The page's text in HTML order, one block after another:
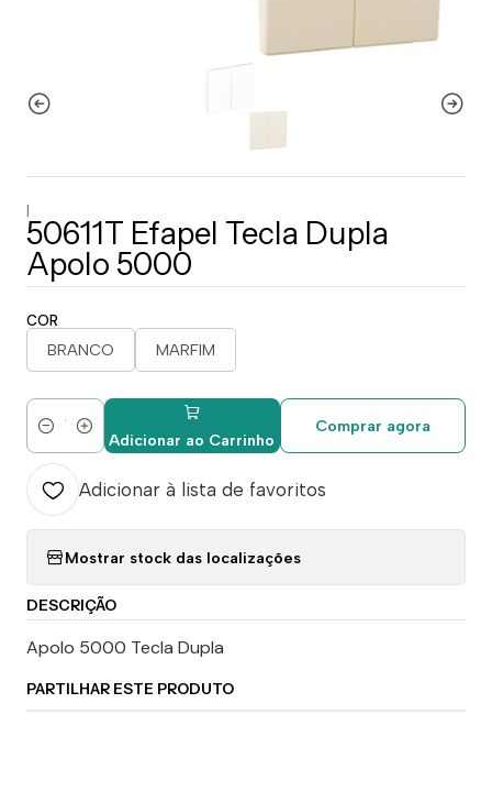
|
50611T Efapel Tecla Dupla
Apolo 5000
COR
BRANCO MARFIM
QuantidadeAdicionar ao Carrinho
Comprar agora
Adicionar à lista de favoritos
Mostrar stock das localizações
DESCRIÇÃO
Apolo 5000 Tecla Dupla
PARTILHAR ESTE PRODUTO